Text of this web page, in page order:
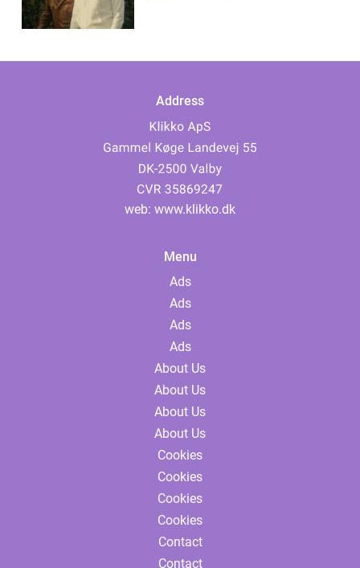
Address
web: www.klikko.dk
Menu
Ads
Ads
Ads
Ads
About Us
About Us
About Us
About Us
Cookies
Cookies
Cookies
Cookies
Contact
Contact